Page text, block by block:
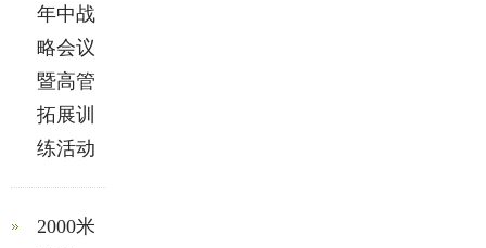
年中战
略会议
暨高管
拓展训
练活动
2000米